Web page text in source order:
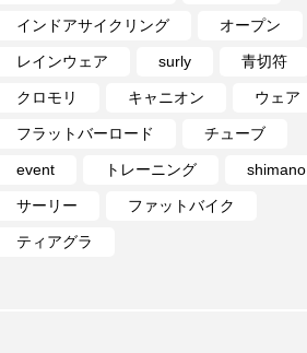
インドアサイクリング オープン
レインウェア surly 青切符
クロモリ キャニオン ウェア
フラットバーロード チューブ
event トレーニング shimano
サーリー ファットバイク
ティアグラ